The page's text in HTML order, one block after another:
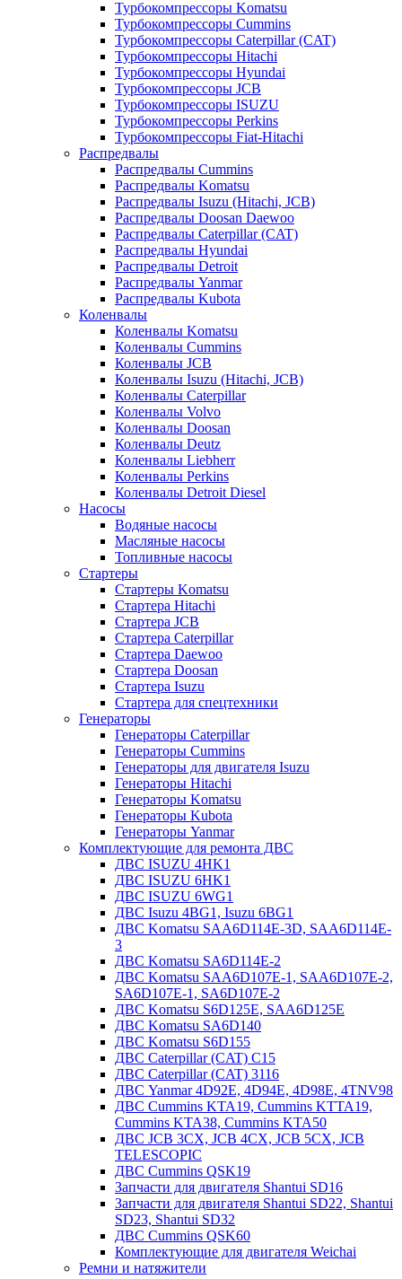
Турбокомпрессоры Komatsu
Турбокомпрессоры Cummins
Турбокомпрессоры Caterpillar (CAT)
Турбокомпрессоры Hitachi
Турбокомпрессоры Hyundai
Турбокомпрессоры JCB
Турбокомпрессоры ISUZU
Турбокомпрессоры Perkins
Турбокомпрессоры Fiat-Hitachi
Распредвалы
Распредвалы Cummins
Распредвалы Komatsu
Распредвалы Isuzu (Hitachi, JCB)
Распредвалы Doosan Daewoo
Распредвалы Caterpillar (CAT)
Распредвалы Hyundai
Распредвалы Detroit
Распредвалы Yanmar
Распредвалы Kubota
Коленвалы
Коленвалы Komatsu
Коленвалы Cummins
Коленвалы JCB
Коленвалы Isuzu (Hitachi, JCB)
Коленвалы Caterpillar
Коленвалы Volvo
Коленвалы Doosan
Коленвалы Deutz
Коленвалы Liebherr
Коленвалы Perkins
Коленвалы Detroit Diesel
Насосы
Водяные насосы
Масляные насосы
Топливные насосы
Стартеры
Стартеры Komatsu
Стартера Hitachi
Стартера JCB
Стартера Caterpillar
Стартера Daewoo
Стартера Doosan
Стартера Isuzu
Стартера для спецтехники
Генераторы
Генераторы Caterpillar
Генераторы Cummins
Генераторы для двигателя Isuzu
Генераторы Hitachi
Генераторы Komatsu
Генераторы Kubota
Генераторы Yanmar
Комплектующие для ремонта ДВС
ДВС ISUZU 4HK1
ДВС ISUZU 6HK1
ДВС ISUZU 6WG1
ДВС Isuzu 4BG1, Isuzu 6BG1
ДВС Komatsu SAA6D114E-3D, SAA6D114E-
3
ДВС Komatsu SA6D114E-2
ДВС Komatsu SAA6D107E-1, SAA6D107E-2,
SA6D107E-1, SA6D107E-2
ДВС Komatsu S6D125E, SAA6D125E
ДВС Komatsu SA6D140
ДВС Komatsu S6D155
ДВС Caterpillar (CAT) C15
ДВС Caterpillar (CAT) 3116
ДВС Yanmar 4D92E, 4D94E, 4D98E, 4TNV98
ДВС Cummins KTA19, Cummins KTTA19,
Cummins KTA38, Cummins KTA50
ДВС JCB 3CX, JCB 4CX, JCB 5CX, JCB
TELESCOPIC
ДВС Cummins QSK19
Запчасти для двигателя Shantui SD16
Запчасти для двигателя Shantui SD22, Shantui
SD23, Shantui SD32
ДВС Cummins QSK60
Комплектующие для двигателя Weichai
Ремни и натяжители